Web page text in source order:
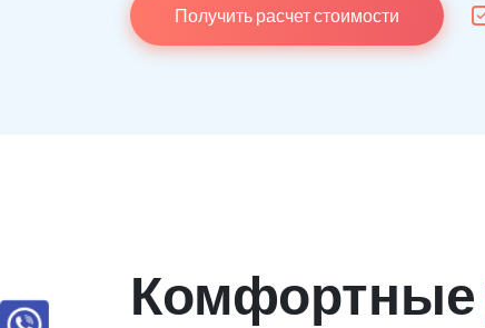
Получить расчет стоимости
Комфортные